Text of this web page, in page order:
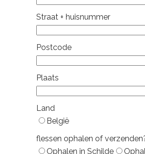
Straat + huisnummer
Postcode
Plaats
Land
België
flessen ophalen of
Ophalen in Schilde